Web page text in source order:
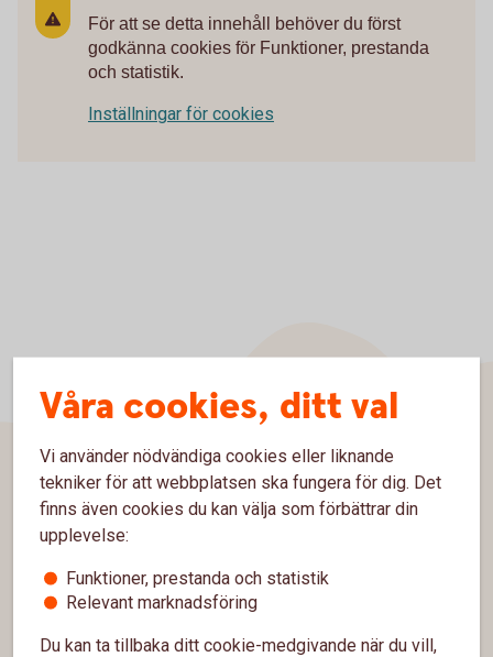
För att se detta innehåll behöver du först
godkänna cookies för Funktioner, prestanda
och statistik.
Inställningar för cookies
Våra cookies, ditt val
Vi använder nödvändiga cookies eller liknande
tekniker för att webbplatsen ska fungera för dig. Det
finns även cookies du kan välja som förbättrar din
upplevelse:
Funktioner, prestanda och statistik
Relevant marknadsföring
Du kan ta tillbaka ditt cookie-medgivande när du vill,
Sidfot
Hitta snabbt
Spärrhjälp
Bli kund